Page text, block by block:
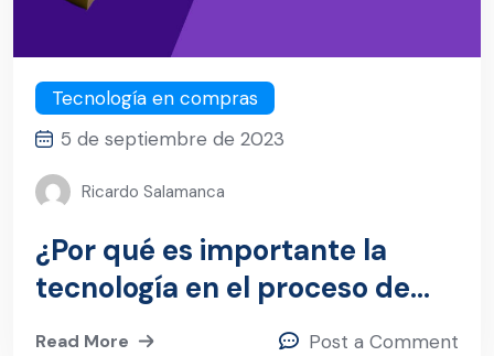
Tecnología en compras
5 de septiembre de 2023
Ricardo Salamanca
¿Por qué es importante la
tecnología en el proceso de
compras?
Read More Post a Comment